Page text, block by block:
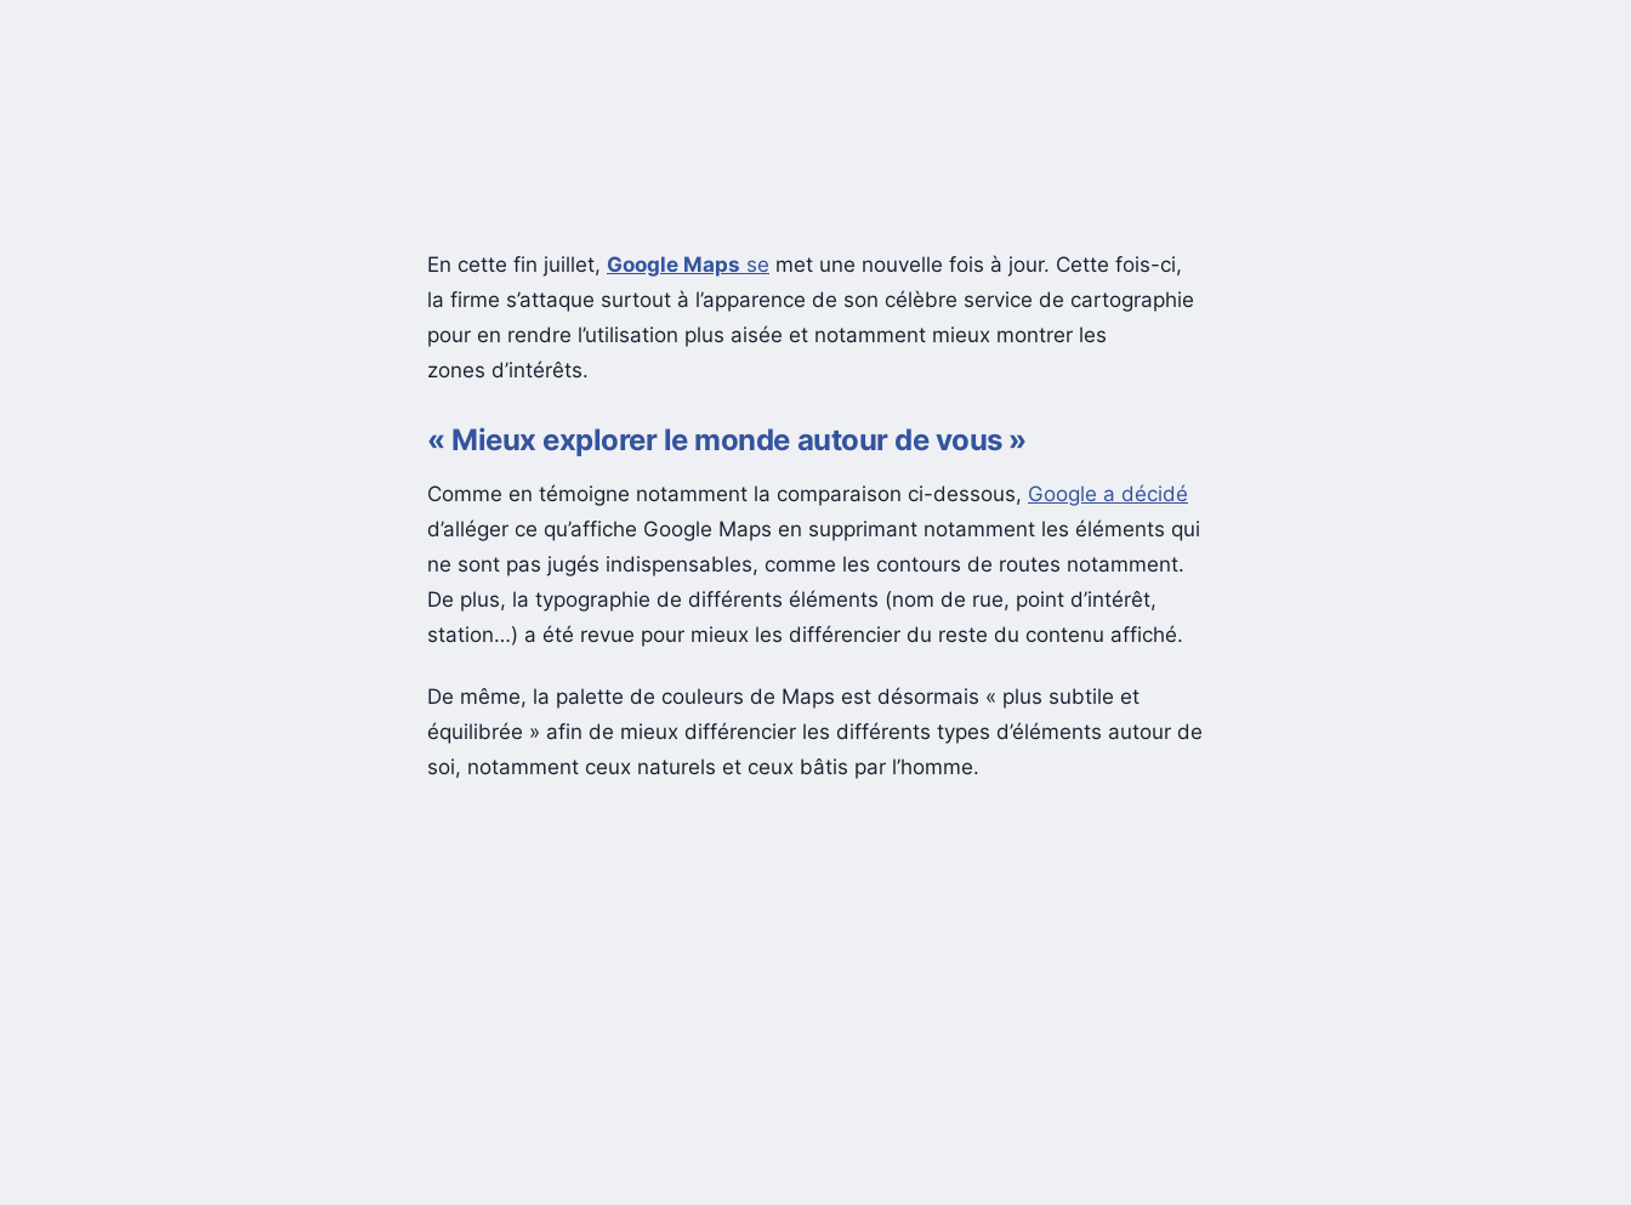
En cette fin juillet, Google Maps se met une nouvelle fois à jour. Cette fois-ci,
la firme s’attaque surtout à l’apparence de son célèbre service de cartographie
pour en rendre l’utilisation plus aisée et notamment mieux montrer les
zones d’intérêts.
« Mieux explorer le monde autour de vous »
Comme en témoigne notamment la comparaison ci-dessous, Google a décidé
d’alléger ce qu’affiche Google Maps en supprimant notamment les éléments qui
ne sont pas jugés indispensables, comme les contours de routes notamment.
De plus, la typographie de différents éléments (nom de rue, point d’intérêt,
station…) a été revue pour mieux les différencier du reste du contenu affiché.
De même, la palette de couleurs de Maps est désormais « plus subtile et
équilibrée » afin de mieux différencier les différents types d’éléments autour de
soi, notamment ceux naturels et ceux bâtis par l’homme.